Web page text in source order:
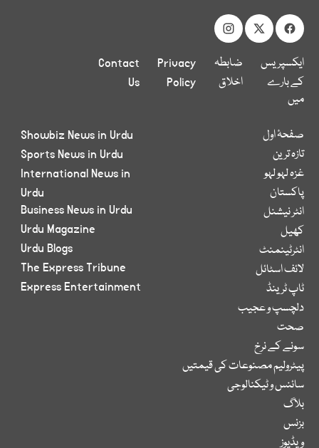
ایکسپریس
کے بارے
میں
ضابطہ
اخلاق
Privacy
Policy
Contact
Us
صفحۂ اول
تازہ ترین
غزہ لہو لہو
پاکستان
انٹر نیشنل
کھیل
انٹرٹینمنٹ
لائف اسٹائل
ٹاپ ٹرینڈ
دلچسپ و عجیب
صحت
سونے کے نرخ
پیٹرولیم مصنوعات کی قیمتیں
سائنس و ٹیکنالوجی
بلاگ
بزنس
ویڈیوز
Showbiz News in Urdu
Sports News in Urdu
International News in
Urdu
Business News in Urdu
Urdu Magazine
Urdu Blogs
The Express Tribune
Express Entertainment